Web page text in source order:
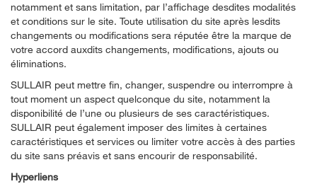
notamment et sans limitation, par l’affichage desdites modalités
et conditions sur le site. Toute utilisation du site après lesdits
changements ou modifications sera réputée être la marque de
votre accord auxdits changements, modifications, ajouts ou
éliminations.
SULLAIR peut mettre fin, changer, suspendre ou interrompre à
tout moment un aspect quelconque du site, notamment la
disponibilité de l’une ou plusieurs de ses caractéristiques.
SULLAIR peut également imposer des limites à certaines
caractéristiques et services ou limiter votre accès à des parties
du site sans préavis et sans encourir de responsabilité.
Hyperliens